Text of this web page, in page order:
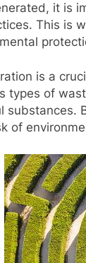
it is
This is
is a
types of
substances.
of